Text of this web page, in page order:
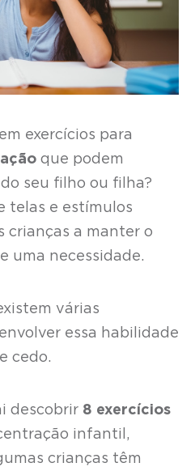
exercícios para
que podem
seu filho ou filha?
telas e estímulos
crianças a manter o
uma necessidade.
várias
essa habilidade
cedo.
descobrir 8 exercícios
infantil,
crianças têm